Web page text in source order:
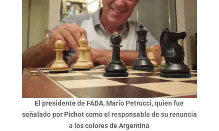
El presidente de FADA, Mario Petrucci, quien fue
señalado por Pichot como el responsable de su renuncia
a los colores de Argentina